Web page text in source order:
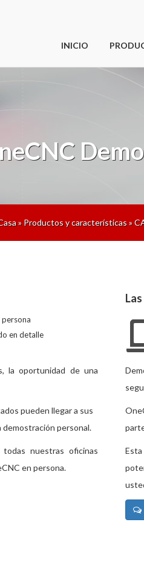
INICIO
» Productos y características»
persona
en detalle
la oportunidad de una
pueden llegar a sus
demostración personal.
todas nuestras oficinas
en persona.